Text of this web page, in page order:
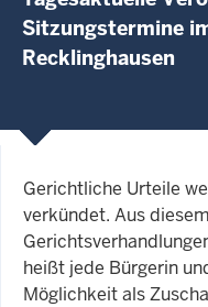
Sitzungstermine
Recklinghausen
Gerichtliche Urteile
verkündet. Aus
heißt jede Bürgerin
Möglichkeit als